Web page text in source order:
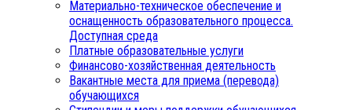
Материально-техническое обеспечение и
оснащенность образовательного процесса.
Доступная среда
Платные образовательные услуги
Финансово-хозяйственная деятельность
Вакантные места для приема (перевода)
обучающихся